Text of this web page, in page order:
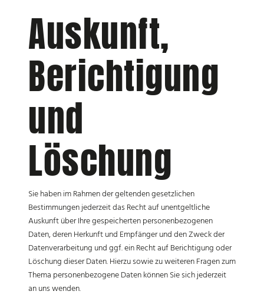
Auskunft,
Berichtigung
und
Löschung
Sie haben im Rahmen der geltenden gesetzlichen
Bestimmungen jederzeit das Recht auf unentgeltliche
Auskunft über Ihre gespeicherten personenbezogenen
Daten, deren Herkunft und Empfänger und den Zweck der
Datenverarbeitung und ggf. ein Recht auf Berichtigung oder
Löschung dieser Daten. Hierzu sowie zu weiteren Fragen zum
Thema personenbezogene Daten können Sie sich jederzeit
an uns wenden.